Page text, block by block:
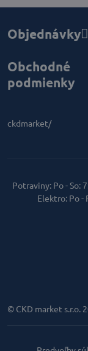
Objednávky
Obchodné
podmienky
ckdmarket/
Potraviny: Po - So:
Elektro: Po -
© CKD market s.r.o.